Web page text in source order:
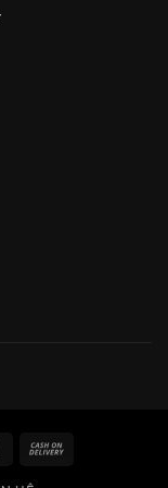
MasterCard